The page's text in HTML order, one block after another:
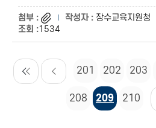
장수교육지원청
1534
201 202 203
208 209 210